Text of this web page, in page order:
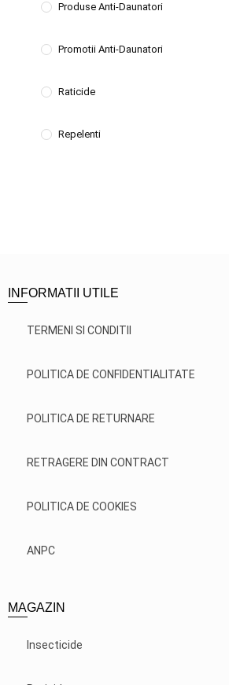
Produse Anti-Daunatori
Promotii Anti-Daunatori
Raticide
Repelenti
INFORMATII UTILE
TERMENI SI CONDITII
POLITICA DE CONFIDENTIALITATE
POLITICA DE RETURNARE
RETRAGERE DIN CONTRACT
POLITICA DE COOKIES
ANPC
MAGAZIN
Insecticide